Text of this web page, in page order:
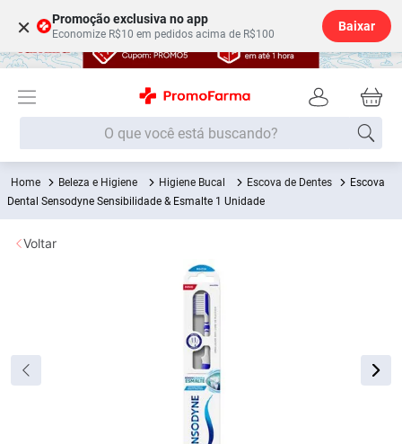
× Promoção exclusiva no app
Economize R$10 em pedidos acima de R$100
Baixar
O que você está buscando?
Beleza e Higiene Higiene Bucal Escova de Dentes
Escova
Dental Sensodyne Sensibilidade & Esmalte 1 Unidade
Voltar
Termos mais buscados
1º Fralda
2
Pampers Confort Sec